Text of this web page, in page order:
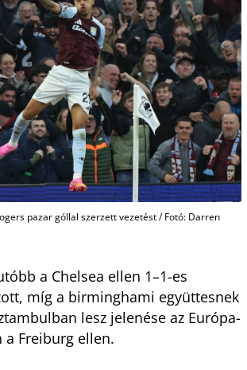
pazar góllal szerzett vezetést / Fotó: Darren
a Chelsea ellen 1–1-es
míg a birminghami együttesnek
lesz jelenése az Európa-
Freiburg ellen.